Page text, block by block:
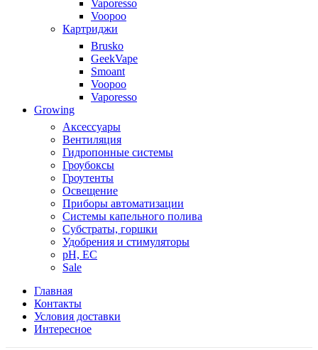
Vaporesso
Voopoo
Картриджи
Brusko
GeekVape
Smoant
Voopoo
Vaporesso
Growing
Аксессуары
Вентиляция
Гидропонные системы
Гроубоксы
Гроутенты
Освещение
Приборы автоматизации
Системы капельного полива
Субстраты, горшки
Удобрения и стимуляторы
pH, EC
Sale
Главная
Контакты
Условия доставки
Интересное